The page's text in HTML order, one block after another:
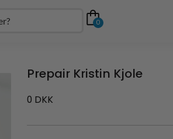
0
Prepair Kristin Kjole
0 DKK